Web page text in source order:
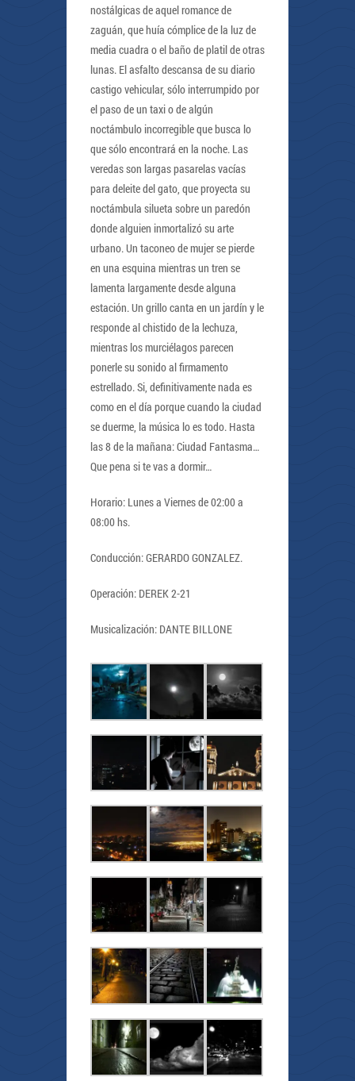
nostálgicas de aquel romance de
zaguán, que huía cómplice de la luz de
media cuadra o el baño de platil de otras
lunas. El asfalto descansa de su diario
castigo vehicular, sólo interrumpido por
el paso de un taxi o de algún
noctámbulo incorregible que busca lo
que sólo encontrará en la noche. Las
veredas son largas pasarelas vacías
para deleite del gato, que proyecta su
noctámbula silueta sobre un paredón
donde alguien inmortalizó su arte
urbano. Un taconeo de mujer se pierde
en una esquina mientras un tren se
lamenta largamente desde alguna
estación. Un grillo canta en un jardín y le
responde al chistido de la lechuza,
mientras los murciélagos parecen
ponerle su sonido al firmamento
estrellado. Si, definitivamente nada es
como en el día porque cuando la ciudad
se duerme, la música lo es todo. Hasta
las 8 de la mañana: Ciudad Fantasma…
Que pena si te vas a dormir…
Horario: Lunes a Viernes de 02:00 a
08:00 hs.
Conducción: GERARDO GONZALEZ.
Operación: DEREK 2-21
Musicalización: DANTE BILLONE